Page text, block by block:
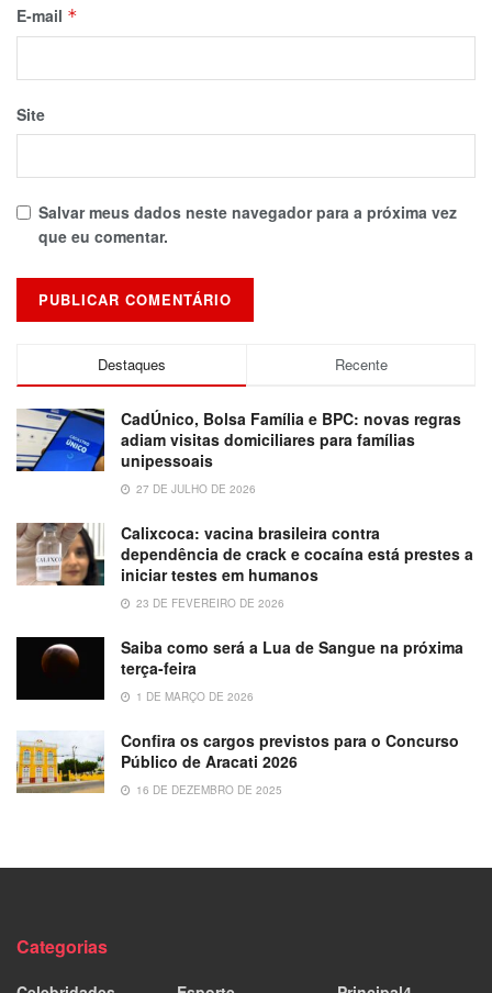
E-mail *
Site
Salvar meus dados neste navegador para a próxima vez
que eu comentar.
Destaques Recente
CadÚnico, Bolsa Família e BPC: novas regras
adiam visitas domiciliares para famílias
unipessoais
27 DE JULHO DE 2026
Calixcoca: vacina brasileira contra
dependência de crack e cocaína está prestes a
iniciar testes em humanos
23 DE FEVEREIRO DE 2026
Saiba como será a Lua de Sangue na próxima
terça-feira
1 DE MARÇO DE 2026
Confira os cargos previstos para o Concurso
Público de Aracati 2026
16 DE DEZEMBRO DE 2025
Categorias